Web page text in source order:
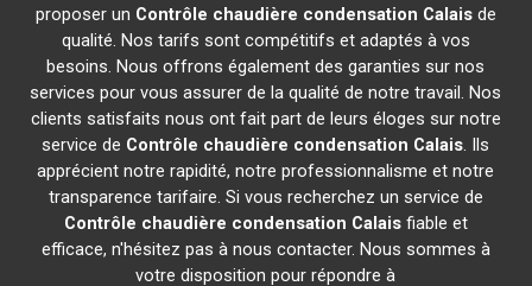
proposer un Contrôle chaudière condensation Calaisde
qualité. Nos tarifs sont compétitifs et adaptés à vos
besoins. Nous offrons également des garanties sur nos
services pour vous assurer de la qualité de notre travail. Nos
clients satisfaits nous ont fait part de leurs éloges sur notre
service de Contrôle chaudière condensation Calais. Ils
apprécient notre rapidité, notre professionnalisme et notre
transparence tarifaire. Si vous recherchez un service de
Contrôle chaudière condensation Calaisfiable et
efficace, n'hésitez pas à nous contacter. Nous sommes à
votre disposition pour répondre à